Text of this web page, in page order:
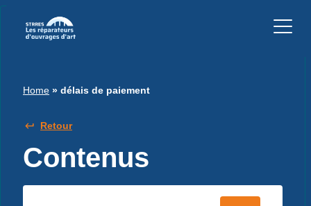
Home » délais de paiement
Retour
Contenus